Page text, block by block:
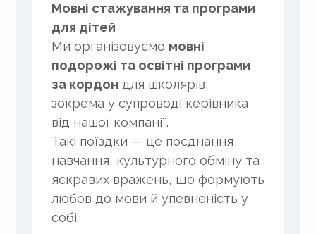
Мовні стажування та програми
для дітей
Ми організовуємо мовні
подорожі та освітні програми
за кордон для школярів,
зокрема у супроводі керівника
від нашої компанії.
Такі поїздки — це поєднання
навчання, культурного обміну та
яскравих вражень, що формують
любов до мови й упевненість у
собі.